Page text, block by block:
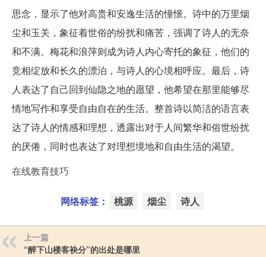
思念，显示了他对高贵和安逸生活的憧憬。诗中的万里烟
尘和玉关，象征着世俗的纷扰和痛苦，强调了诗人的无奈
和不满。梅花和浪萍则成为诗人内心寄托的象征，他们的
竞相绽放和长久的漂泊，与诗人的心境相呼应。最后，诗
人表达了自己回到仙隐之地的愿望，他希望在那里能够尽
情地写作和享受自由自在的生活。整首诗以简洁的语言表
达了诗人的情感和理想，透露出对于人间繁华和俗世纷扰
的厌倦，同时也表达了对理想境地和自由生活的渴望。
在线教育技巧
网络标签： 桃源 烟尘 诗人
上一篇
“醉下山楼客袂分”的出处是哪里